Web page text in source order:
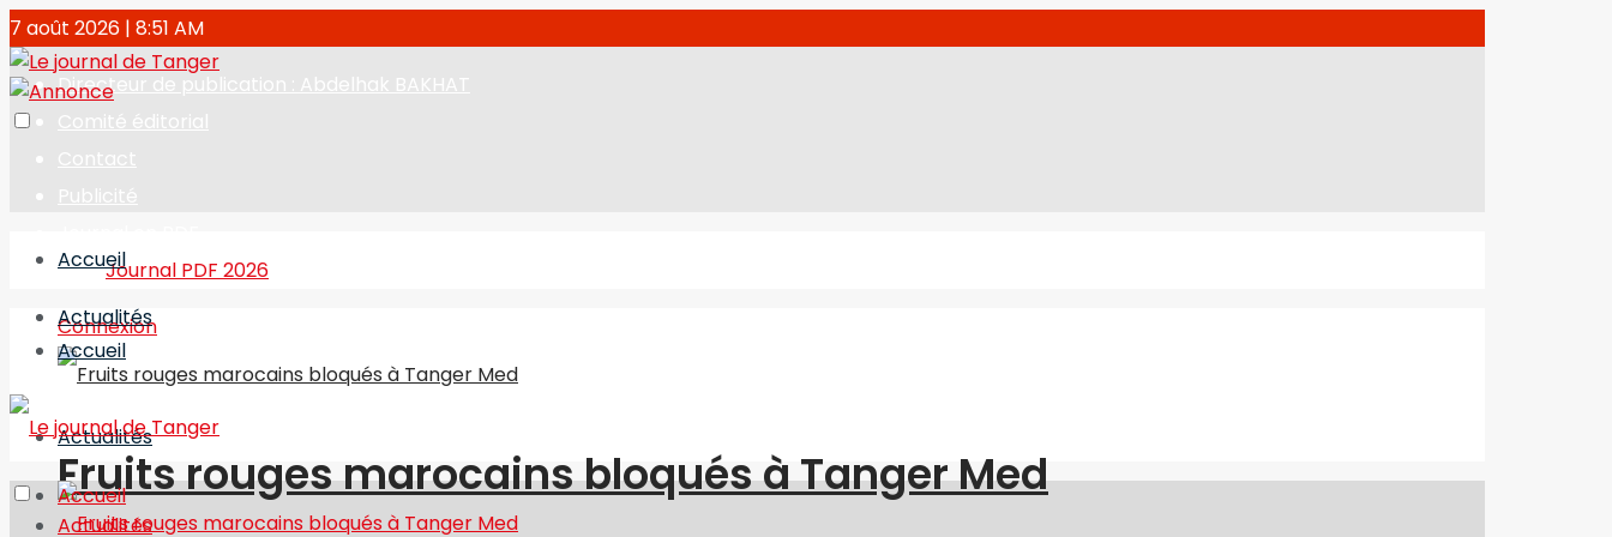
7 août 2026 | 8:51 AM
Directeur de publication : Abdelhak BAKHAT
Comité éditorial
Contact
Publicité
Journal PDF 2026
Connexion
Accueil
Actualités
Fruits rouges marocains bloqués à Tanger Med
Accueil
Actualités
Accueil
Actualités